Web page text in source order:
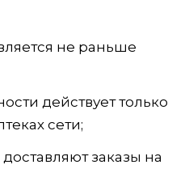
не раньше
действует только
сети;
заказы на